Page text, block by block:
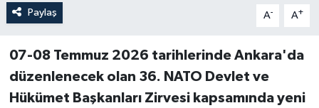
Paylaş A- A+
07-08 Temmuz 2026 tarihlerinde Ankara'da
düzenlenecek olan 36. NATO Devlet ve
Hükümet Başkanları Zirvesi kapsamında yeni